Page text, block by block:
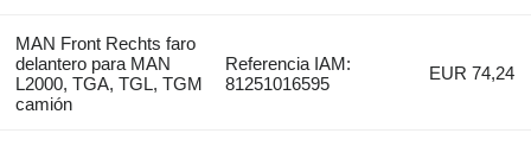
MAN Front Rechts faro
delantero para MAN
L2000, TGA, TGL, TGM
camión
Referencia IAM:
81251016595
EUR 74,24